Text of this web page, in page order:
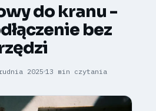
do kranu -
bez
2025 13 min czytania